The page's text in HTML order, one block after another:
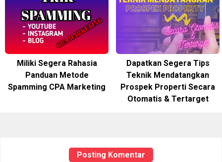
Miliki Segera Rahasia
Panduan Metode
Spamming CPA Marketing
Dapatkan Segera Tips
Teknik Mendatangkan
Prospek Properti Secara
Otomatis & Tertarget
Posting Komentar